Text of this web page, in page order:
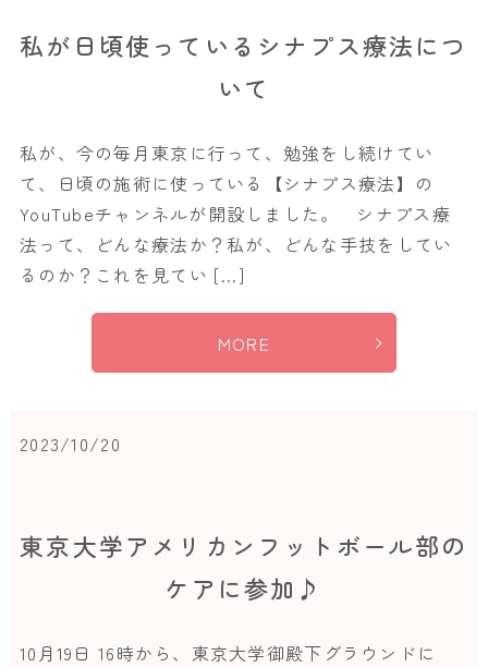
私が日頃使っているシナプス療法につ
いて
私が、今の毎月東京に行って、勉強をし続けてい
て、日頃の施術に使っている【シナプス療法】の
YouTubeチャンネルが開設しました。 シナプス療
法って、どんな療法か？私が、どんな手技をしてい
るのか？これを見てい […]
MORE
2023/10/20
東京大学アメリカンフットボール部の
ケアに参加♪
10月19日 16時から、東京大学御殿下グラウンドに